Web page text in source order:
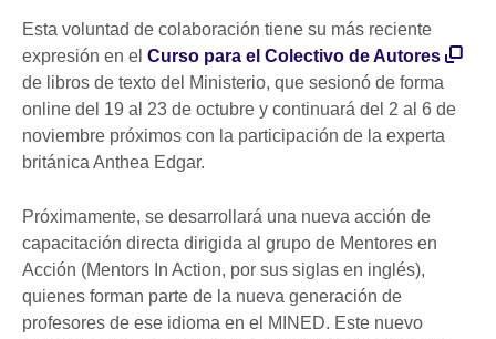
Esta voluntad de colaboración tiene su más reciente
expresión en el Curso para el Colectivo de Autores
de libros de texto del Ministerio, que sesionó de forma
online del 19 al 23 de octubre y continuará del 2 al 6 de
noviembre próximos con la participación de la experta
británica Anthea Edgar.
Próximamente, se desarrollará una nueva acción de
capacitación directa dirigida al grupo de Mentores en
Acción (Mentors In Action, por sus siglas en inglés),
quienes forman parte de la nueva generación de
profesores de ese idioma en el MINED. Este nuevo